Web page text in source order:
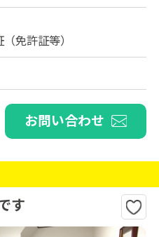
免許証等）
お問い合わせ
す